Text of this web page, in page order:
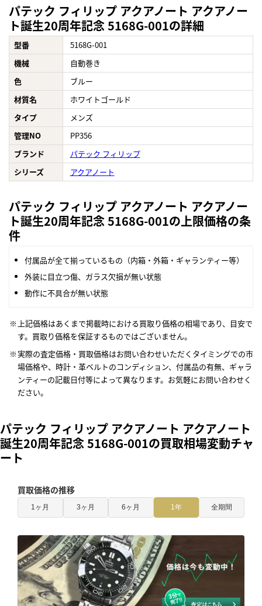
パテック フィリップ アクアノート アクアノー
ト誕生20周年記念 5168G-001の詳細
型番
5168G-001
機械
自動巻き
色
ブルー
材質名
ホワイトゴールド
タイプ
メンズ
管理NO
PP356
ブランド
パテック フィリップ
シリーズ
アクアノート
パテック フィリップ アクアノート アクアノー
ト誕生20周年記念 5168G-001の上限価格の条
件
付属品が全て揃っているもの（内箱・外箱・ギャランティー等）
外装に目立つ傷、ガラス欠損が無い状態
動作に不具合が無い状態
上記価格はあくまで掲載時における買取り価格の相場であり、目安で
す。買取り価格を保証するものではございません。
実際の査定価格・買取価格はお問い合わせいただくタイミングでの市
場価格や、時計・革ベルトのコンディション、付属品の有無、ギャラ
ンティーの記載日付等によって異なります。お気軽にお問い合わせく
ださい。
パテック フィリップ アクアノート アクアノート
誕生20周年記念 5168G-001の買取相場変動チャ
ート
買取価格の推移
1ヶ月 3ヶ月 6ヶ月 1年 全期間